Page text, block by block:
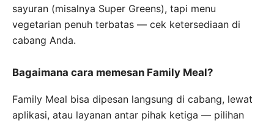
sayuran (misalnya Super Greens), tapi menu
vegetarian penuh terbatas — cek ketersediaan di
cabang Anda.
Bagaimana cara memesan Family Meal?
Family Meal bisa dipesan langsung di cabang, lewat
aplikasi, atau layanan antar pihak ketiga — pilihan